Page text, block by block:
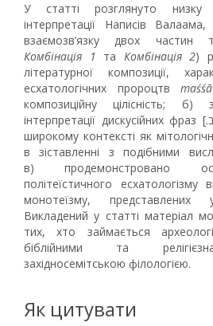
У статті розглянуто низку
інтерпретації Написів
взаємозв’язку двох частин
Комбінація 1 та Комбінація 2)
літературної композиції,
есхатологічних пророцтв
композиційну цілісність; б)
інтерпретації дискусійних фраз [.חשב. חשב. וחשב. ח[שב в
широкому контексті як
в зіставленні з подібними
в) продемонстровано
політеїстичного есхатологізму
монотеїзму,
Викладений у статті матеріал
тих, хто займається
біблійними та
західносемітською філологією.
Як цитувати